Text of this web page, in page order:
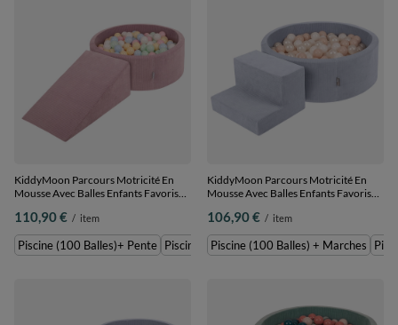
KiddyMoon Parcours Motricité En
Mousse Avec Balles Enfants Favorise
pastel/blanc/menthe/rose poudré,
Piscine (100 Balles)+ Pente
110,90 € / item
Piscine (100 Balles)+ Pente Piscine (200 Balles) + Pente
KiddyMoon Parcours Motricité En
Mousse Avec Balles Enfants Favorise
pastel/blanc/perle, Piscine (100
Balles) + Marches
106,90 € / item
Piscine (100 Balles) + Marches